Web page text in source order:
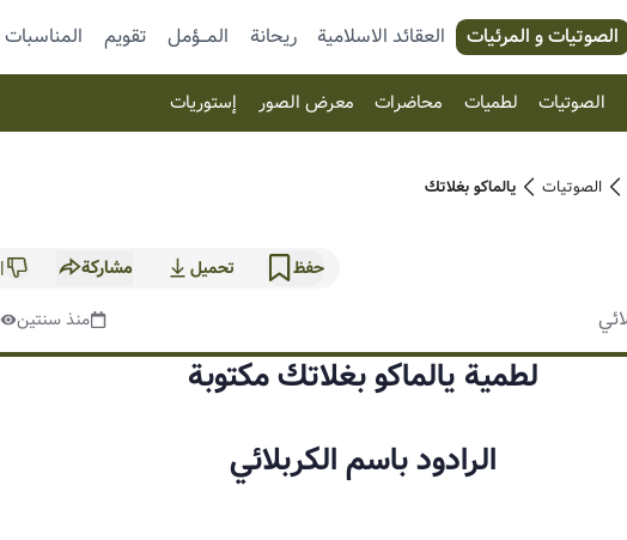
الصوتیات و المرئیات العقائد الاسلامية ريحانة المـــؤمل تقویم المناسبات
الصوتیات لطميات محاضرات معرض الصور إستوریات
الصوتیات يالماكو بغلاتك
حفظ تحميل مشاركة |
منذ سنتين
لطمية يالماكو بغلاتك مكتوبة
الرادود باسم الكربلائي